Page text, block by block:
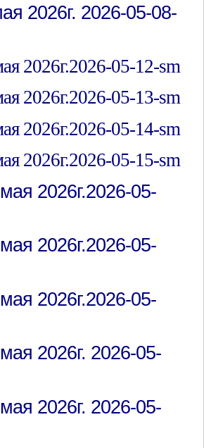
2026г. 2026-05-08-
2026г.2026-05-12-sm
2026г.2026-05-13-sm
2026г.2026-05-14-sm
2026г.2026-05-15-sm
2026г.2026-05-
2026г.2026-05-
2026г.2026-05-
2026г. 2026-05-
2026г. 2026-05-